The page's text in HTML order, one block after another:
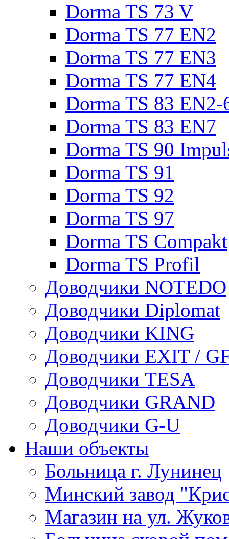
Dorma TS 73 V
Dorma TS 77 EN2
Dorma TS 77 EN3
Dorma TS 77 EN4
Dorma TS 83 EN2-
Dorma TS 83 EN7
Dorma TS 90
Dorma TS 91
Dorma TS 92
Dorma TS 97
Dorma TS Compakt
Dorma TS Profil
Доводчики NOTEDO
Доводчики Diplomat
Доводчики KING
Доводчики EXIT /
Доводчики TESA
Доводчики GRAND
Доводчики G-U
Наши объекты
Больница г. Лунинец
Минский завод
Магазин на ул.